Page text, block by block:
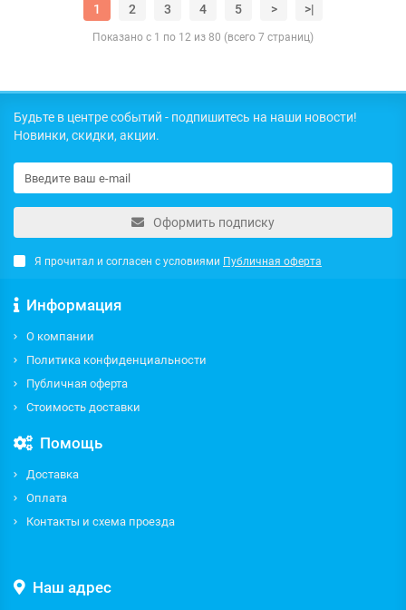
1 2 3 4 5 > >|
Показано с 1 по 12 из 80 (всего 7 страниц)
Будьте в центре событий - подпишитесь на наши новости!
Новинки, скидки, акции.
Оформить подписку
Я прочитал и согласен с условиями Публичная оферта
Информация
О компании
Политика конфиденциальности
Публичная оферта
Стоимость доставки
Помощь
Доставка
Оплата
Контакты и схема проезда
Наш адрес